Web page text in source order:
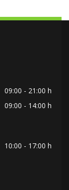
09:00 - 21:00 h
09:00 - 14:00 h
10:00 - 17:00 h